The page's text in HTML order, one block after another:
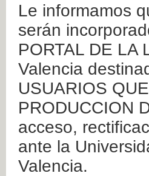
Le informamos
serán
PORTAL DE LA
Valencia
USUARIOS
PRODUCCION
acceso,
ante la
Valencia.